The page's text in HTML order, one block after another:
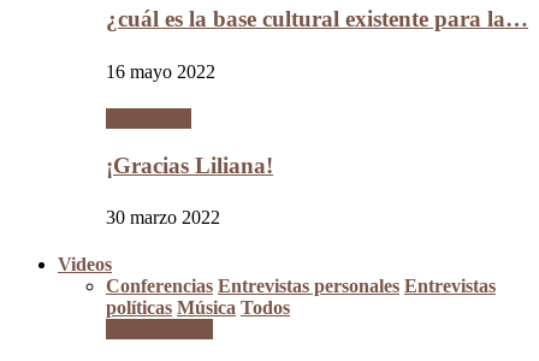
¿cuál es la base cultural existente para la…
16 mayo 2022
¡Gracias Liliana!
30 marzo 2022
Videos
Conferencias Entrevistas personales Entrevistas
políticas Música Todos